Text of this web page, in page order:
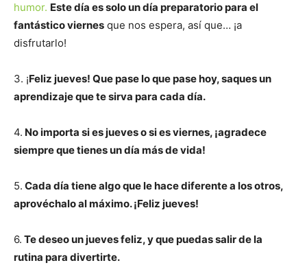
humor. Este día es solo un día preparatorio para el
fantástico viernes que nos espera, así que… ¡a
disfrutarlo!
3. ¡Feliz jueves! Que pase lo que pase hoy, saques un
aprendizaje que te sirva para cada día.
4. No importa si es jueves o si es viernes, ¡agradece
siempre que tienes un día más de vida!
5. Cada día tiene algo que le hace diferente a los otros,
aprovéchalo al máximo. ¡Feliz jueves!
6. Te deseo un jueves feliz, y que puedas salir de la
rutina para divertirte.